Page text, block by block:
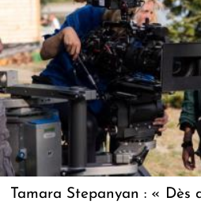
Tamara Stepanyan : « Dès